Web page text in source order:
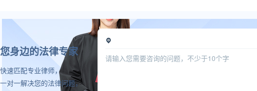
您身边的法律专家
快速匹配专业律师，
一对一解决您的法律问题，